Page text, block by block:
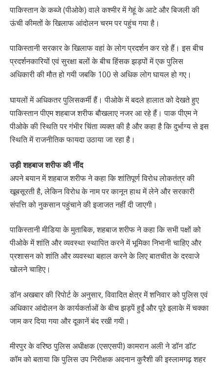
पाकिस्तान के कब्जे (पीओके) वाले कश्मीर में गेहूं के आटे और बिजली की
ऊंची कीमतों के खिलाफ आंदोलन चरम पर पहुंच गया है।
पाकिस्तानी सरकार के खिलाफ वहां के लोग प्रदर्शन कर रहे हैं। इस बीच
प्रदर्शनकारियों एवं सुरक्षा बलों के बीच हिंसक झड़पों में एक पुलिस
अधिकारी की मौत हो गयी जबकि 100 से अधिक लोग घायल हो गए।
घायलों में अधिकतर पुलिसकर्मी हैं। पीओके में बदले हालात को देखते हुए
पाकिस्तान पीएम शहबाज शरीफ बौखलाए नजर आ रहे हैं। पाक पीएम ने
पीओके की स्थिति पर गंभीर चिंता व्यक्त की है और कहा है कि दुर्भाग्य से इस
स्थिति में राजनीतिक फायदा उठाया जा रहा है।
उड़ी शहबाज शरीफ की नींद
अपने बयान में शहबाज शरीफ ने कहा कि शांतिपूर्ण विरोध लोकतंत्र की
खूबसूरती है, लेकिन विरोध के नाम पर कानून हाथ में लेने और सरकारी
संपत्ति को नुकसान पहुंचाने की इजाजत नहीं दी जाएगी।
पाकिस्तानी मीडिया के मुताबिक, शहबाज शरीफ ने कहा कि सभी पक्षों को
पीओके में शांति और व्यवस्था स्थापित करने में भूमिका निभानी चाहिए और
प्रशासन को शांति और व्यवस्था बहाल करने के लिए बातचीत के दरवाजे
खोलने चाहिए।
डॉन अखबार की रिपोर्ट के अनुसार, विवादित क्षेत्र में शनिवार को पुलिस एवं
अधिकार आंदोलन के कार्यकर्ताओं के बीच झड़पें हुईं और पूरे इलाके में चक्का
जाम कर दिया गया और दूकानें बंद रखी गयी।
मीरपुर के वरिष्ठ पुलिस अधीक्षक (एसएसपी) कामरान अली ने डॉन डॉट
कॉम को बताया कि पुलिस उप निरीक्षक अदनान कुरैशी की इस्लामगढ़ शहर